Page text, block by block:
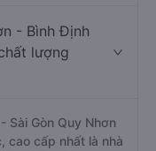
- Bình Định
lượng
Sài Gòn Quy Nhơn
cao cấp nhất là nhà